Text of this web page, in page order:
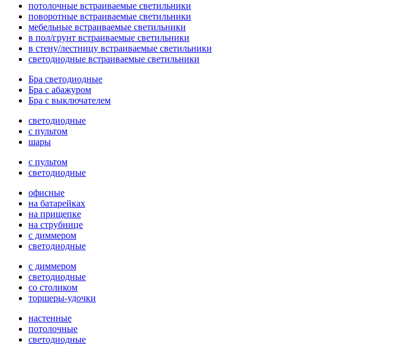
потолочные встраиваемые светильники
поворотные встраиваемые светильники
мебельные встраиваемые светильники
в пол/грунт встраиваемые светильники
в стену/лестницу встраиваемые светильники
светодиодные встраиваемые светильники
Бра светодиодные
Бра с абажуром
Бра с выключателем
светодиодные
с пультом
шары
с пультом
светодиодные
офисные
на батарейках
на прищепке
на струбнице
с диммером
светодиодные
с диммером
светодиодные
со столиком
торшеры-удочки
настенные
потолочные
светодиодные